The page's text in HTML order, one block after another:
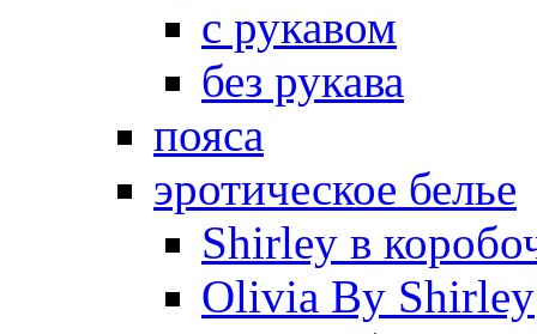
с рукавом
без рукава
пояса
эротическое белье
Shirley в
Olivia By Shirley